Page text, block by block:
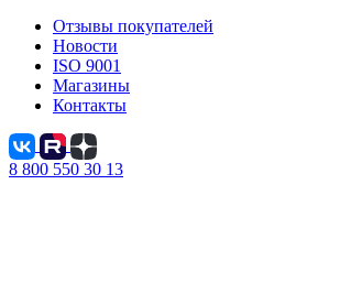
Отзывы покупателей
Новости
ISO 9001
Магазины
Контакты
8 800 550 30 13